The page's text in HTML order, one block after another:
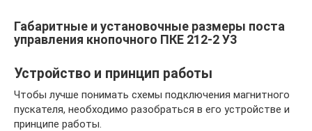
Габаритные и установочные размеры поста
управления кнопочного ПКЕ 212-2 У3
Устройство и принцип работы
Чтобы лучше понимать схемы подключения магнитного
пускателя, необходимо разобраться в его устройстве и
принципе работы.